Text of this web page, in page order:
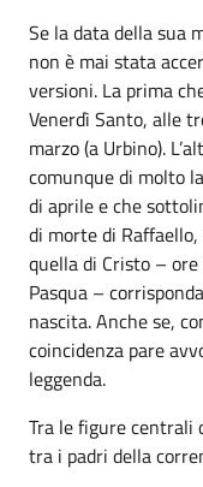
Se la data della sua
non è mai stata
versioni. La prima
Venerdì Santo, alle
marzo (a Urbino).
comunque di molto
di aprile e che
di morte di
quella di Cristo –
Pasqua –
nascita. Anche se,
coincidenza pare
leggenda.
Tra le figure centrali
tra i padri della